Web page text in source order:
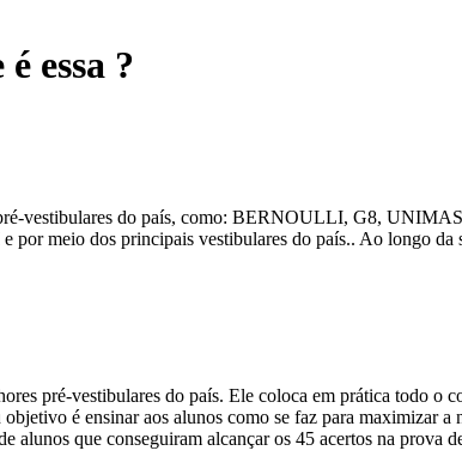
essa ?
vestibulares do país, como: BERNOULLI, G8,
meio dos principais vestibulares do país.. Ao longo
pré-vestibulares do país. Ele coloca em prática todo o
é ensinar aos alunos como se faz para maximizar
que conseguiram alcançar os 45 acertos na prova